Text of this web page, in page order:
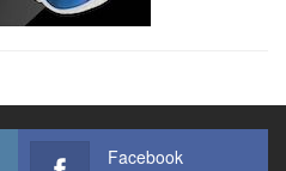
Facebook